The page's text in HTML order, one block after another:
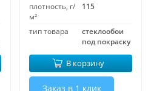
плотность, г/
м²
115
тип товара
стеклообои
под покраску
В корзину
Заказ в 1 клик